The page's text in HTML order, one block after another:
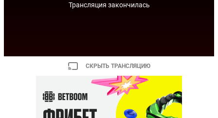
Трансляция закончилась
СКРЫТЬ ТРАНСЛЯЦИЮ